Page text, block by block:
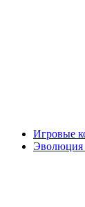
Игровые
Эволюция